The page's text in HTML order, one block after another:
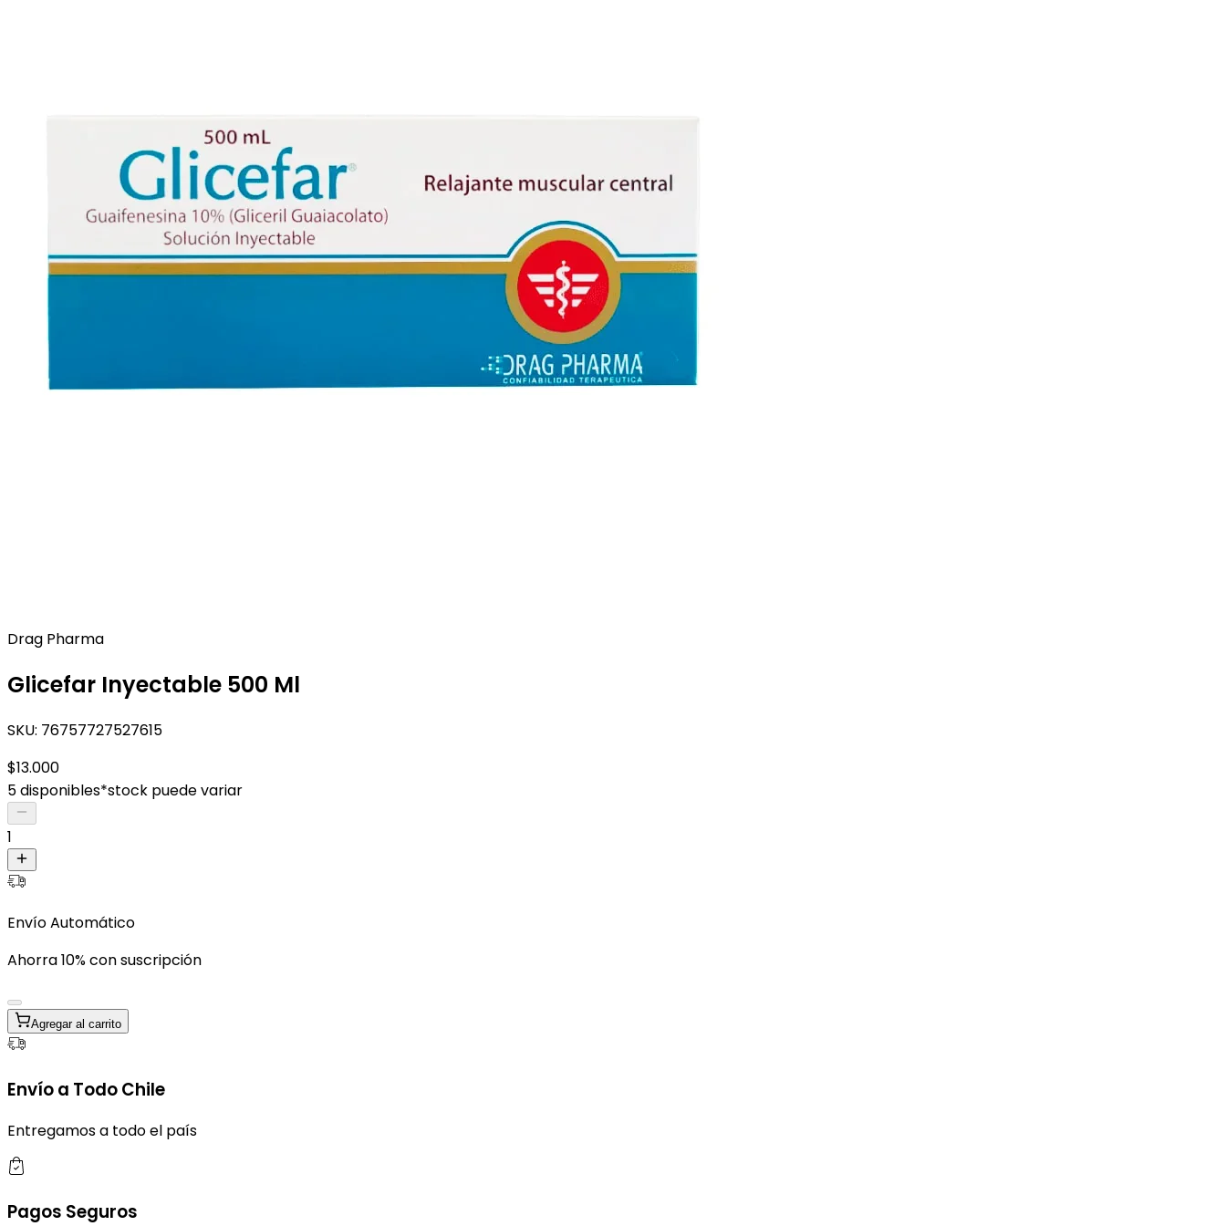
Drag Pharma
Glicefar Inyectable 500 Ml
SKU: 76757727527615
$13.000
5 disponibles*stock puede variar
1
Envío Automático
Ahorra 10% con suscripción
Agregar al carrito
Envío a Todo Chile
Entregamos a todo el país
Pagos Seguros